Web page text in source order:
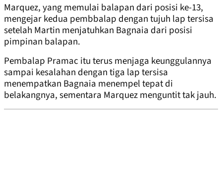
Marquez, yang memulai balapan dari posisi ke-13,
mengejar kedua pembbalap dengan tujuh lap tersisa
setelah Martin menjatuhkan Bagnaia dari posisi
pimpinan balapan.
Pembalap Pramac itu terus menjaga keunggulannya
sampai kesalahan dengan tiga lap tersisa
menempatkan Bagnaia menempel tepat di
belakangnya, sementara Marquez menguntit tak jauh.